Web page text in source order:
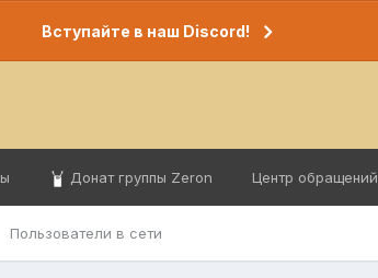
Вступайте в наш Discord!
Пользователи в сети
Донат группы Zeron Центр обращений